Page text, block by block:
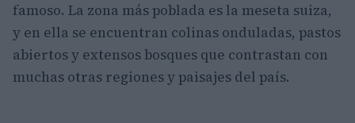
famoso. La zona más poblada es la meseta suiza,
y en ella se encuentran colinas onduladas, pastos
abiertos y extensos bosques que contrastan con
muchas otras regiones y paisajes del país.